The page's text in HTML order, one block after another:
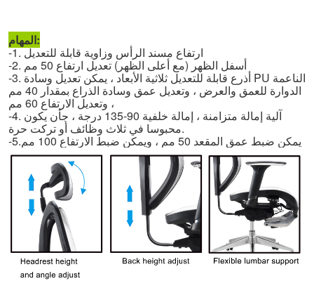
المهام:
-1.ارتفاع مسند الرأس وزاوية قابلة للتعديل
-2. أسفل الظهر (مع أعلى الظهر) تعديل ارتفاع 50 مم
-3. أذرع قابلة للتعديل ثلاثية الأبعاد ، يمكن تعديل وسادة PU الناعمة
الدوارة للعمق والعرض ، وتعديل عمق وسادة الذراع بمقدار 40 مم
، وتعديل الارتفاع 60 مم
-4. آلية إمالة متزامنة ، إمالة خلفية 90-135 درجة ، ج أن يكون
محبوسا في ثلاث وظائف أو تركت حرة.
-5. يمكن ضبط عمق المقعد 50 مم ، ويمكن ضبط الارتفاع 100 مم